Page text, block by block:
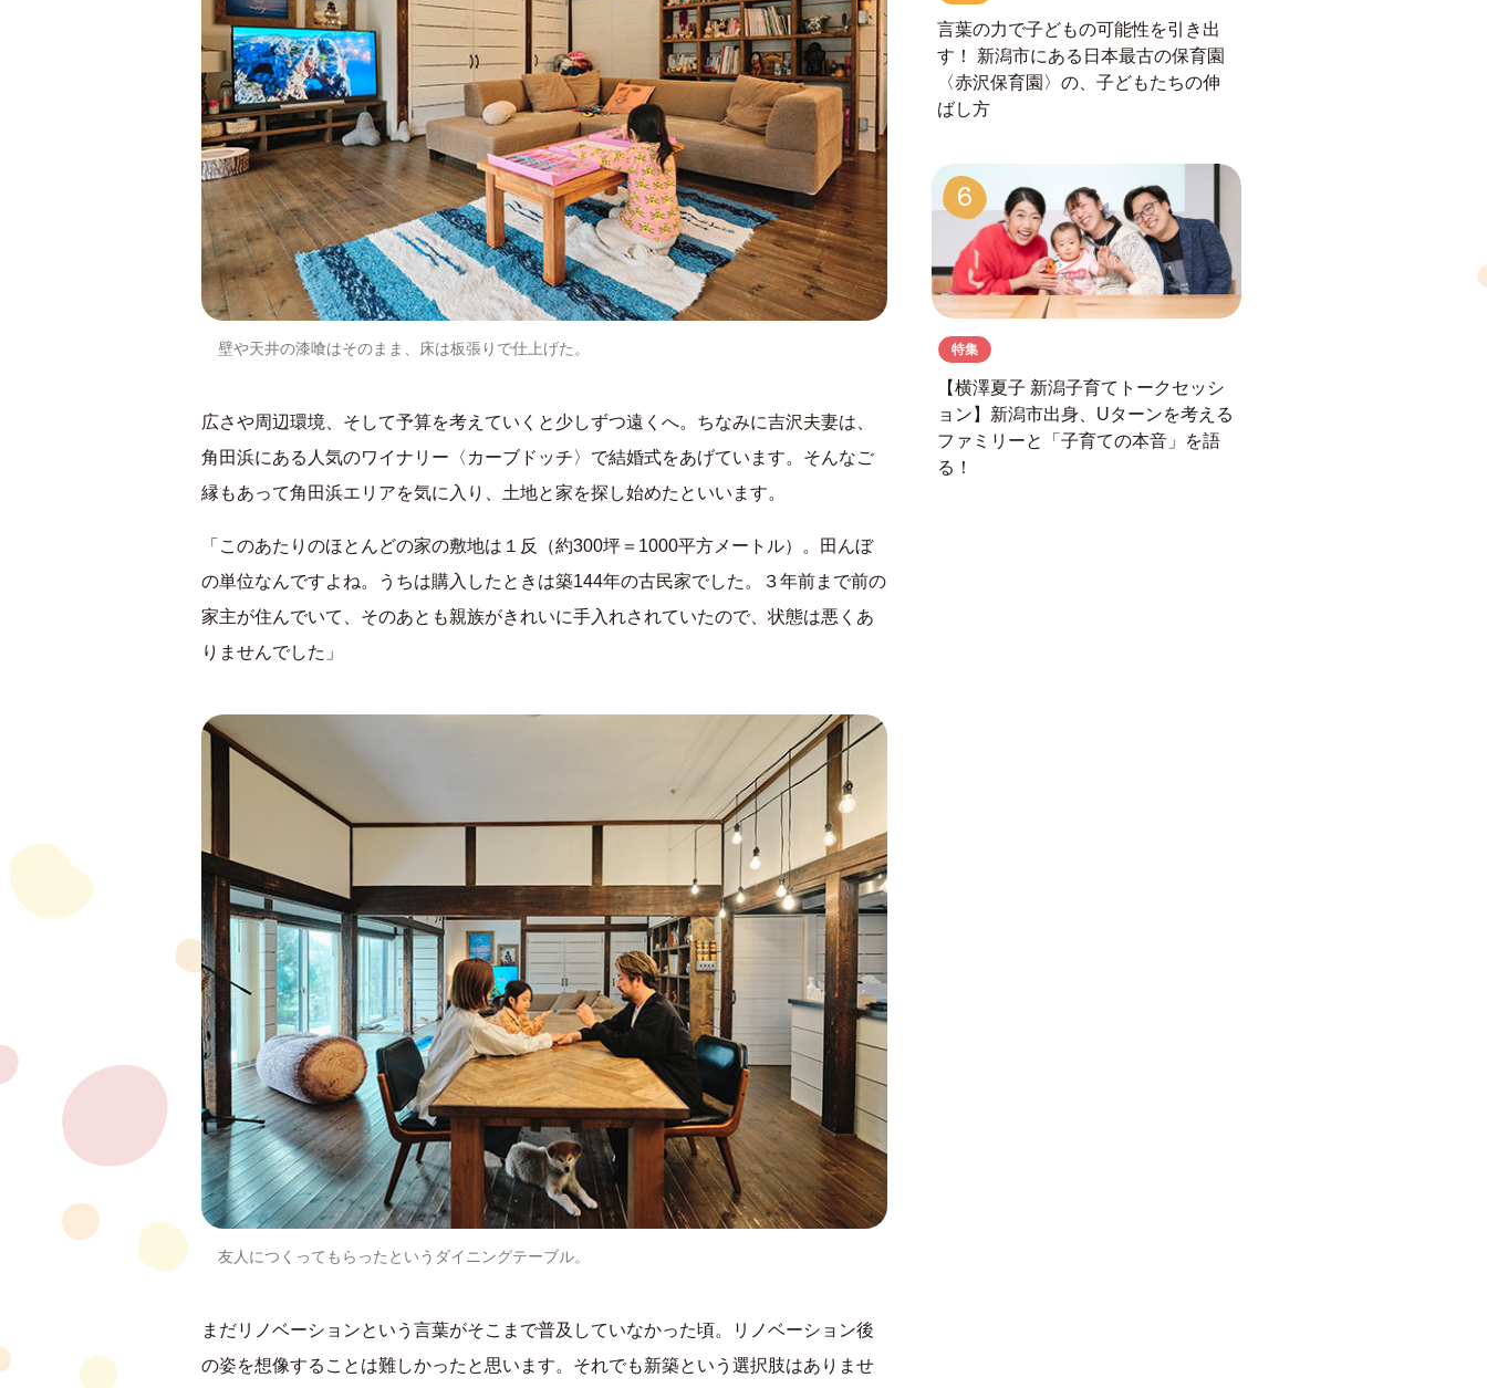
壁や天井の漆喰はそのまま、床は板張りで仕上げた。
広さや周辺環境、そして予算を考えていくと少しずつ遠くへ。ちなみに吉沢夫妻は、
角田浜にある人気のワイナリー〈カーブドッチ〉で結婚式をあげています。そんなご
縁もあって角田浜エリアを気に入り、土地と家を探し始めたといいます。
「このあたりのほとんどの家の敷地は１反（約300坪＝1000平方メートル）。田んぼ
の単位なんですよね。うちは購入したときは築144年の古民家でした。３年前まで前の
家主が住んでいて、そのあとも親族がきれいに手入れされていたので、状態は悪くあ
りませんでした」
友人につくってもらったというダイニングテーブル。
まだリノベーションという言葉がそこまで普及していなかった頃。リノベーション後
の姿を想像することは難しかったと思います。それでも新築という選択肢はありませ
言葉の力で子どもの可能性を引き出
す！ 新潟市にある日本最古の保育園
〈赤沢保育園〉の、子どもたちの伸
ばし方
6
特集
【横澤夏子 新潟子育てトークセッシ
ョン】 新潟市出身、Uターンを考える
ファミリーと
「子育ての本音」を語
る！